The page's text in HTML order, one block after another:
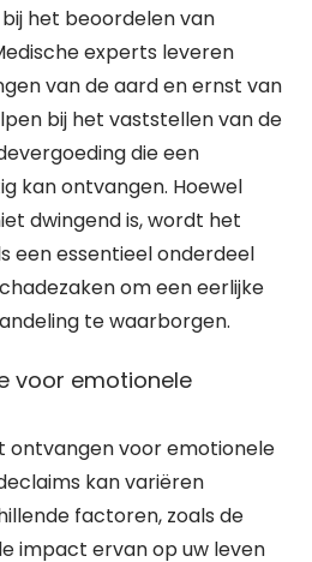
het beoordelen van
experts leveren
van de aard en ernst van
bij het vaststellen van de
die een
kan ontvangen. Hoewel
dwingend is, wordt het
een essentieel onderdeel
om een eerlijke
te waarborgen.
voor emotionele
ontvangen voor emotionele
kan variëren
factoren, zoals de
impact ervan op uw leven